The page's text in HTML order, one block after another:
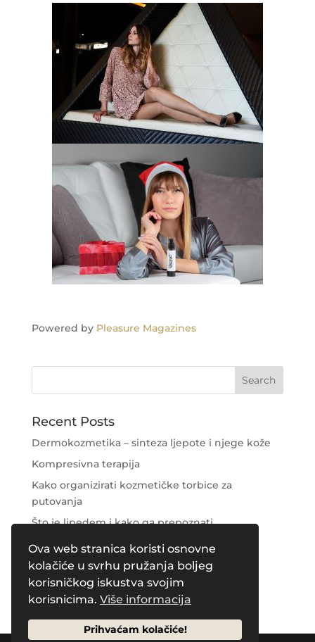
Ova web stranica koristi osnovne
kolačiće u svrhu pružanja boljeg
korisničkog iskustva svojim
korisnicima. Više informacija
Prihvaćam kolačiće!
Powered by Pleasure Magazines
Recent Posts
Dermokozmetika – sinteza ljepote i njege kože
Kompresivna terapija
Kako organizirati kozmetičke torbice za
putovanja
Što je lipedem i kako ga prepoznati
Njega područja oko očiju
Recent Comments